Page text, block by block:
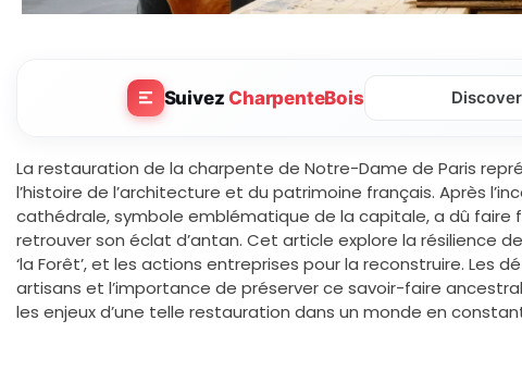
SuivezCharpenteBois Discover
La restauration de la charpente de Notre-Dame de Paris
l’histoire de l’architecture et du patrimoine français. Après
cathédrale, symbole emblématique de la capitale, a dû faire
retrouver son éclat d’antan. Cet article explore la résilience
‘la Forêt’, et les actions entreprises pour la reconstruire. Les
artisans et l’importance de préserver ce savoir-faire
les enjeux d’une telle restauration dans un monde en